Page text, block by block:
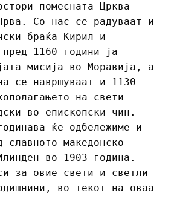
помесната Црква ‒
Со нас се радуваат и
браќа Кирил и
1160 години ја
мисија во Моравија, а
се навршуваат и 1130
на свети
во епископски чин.
ќе одбележиме и
славното македонско
во 1903 година.
за овие свети и светли
во текот на оваа